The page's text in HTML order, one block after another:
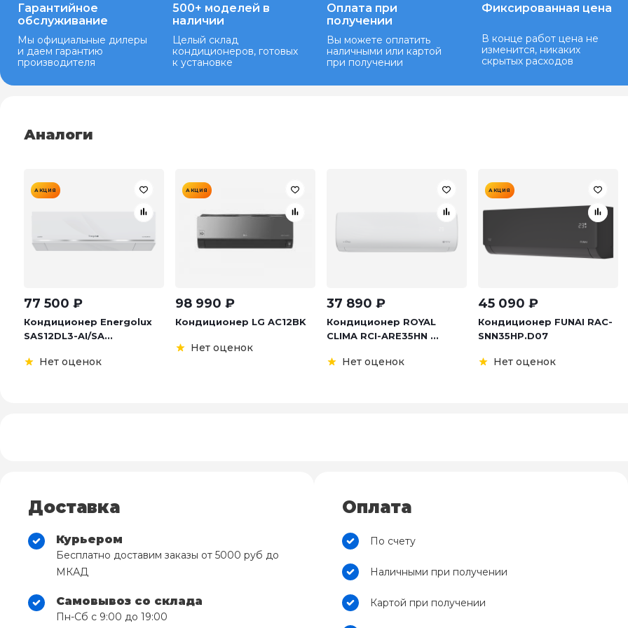
Гарантийное
обслуживание
Мы официальные дилеры
и даем гарантию
производителя
500+ моделей в
наличии
Целый склад
кондиционеров, готовых
к установке
Оплата при
получении
Вы можете оплатить
наличными или картой
при получении
Фиксированная цена
В конце работ цена не
изменится, никаких
скрытых расходов
Аналоги
АКЦИЯ
77 500 ₽
Кондиционер Energolux
SAS12DL3-AI/SA...
Нет оценок
АКЦИЯ
98 990 ₽
Кондиционер LG AC12BK
Нет оценок
37 890 ₽
Кондиционер ROYAL
CLIMA RCI-ARE35HN ...
Нет оценок
АКЦИЯ
45 090 ₽
Кондиционер FUNAI RAC-
SNN35HP.D07
Нет оценок
Доставка
Курьером
Бесплатно доставим заказы от 5000 руб до
МКАД
Самовывоз со склада
Пн-Сб с 9:00 до 19:00
Оплата
По счету
Наличными при получении
Картой при получении